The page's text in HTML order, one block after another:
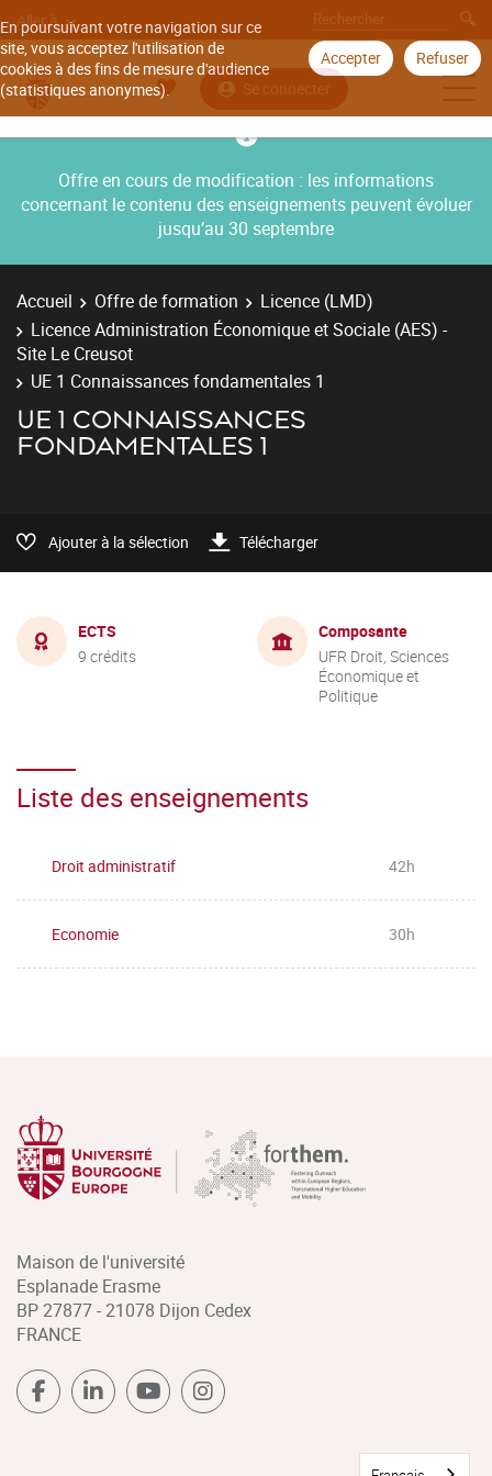
En poursuivant votre navigation sur ce
site, vous acceptez l'utilisation de
cookies à des fins de mesure d'audience
(statistiques anonymes).
Accepter Refuser
Aller à
Se connecter
Offre en cours de modification : les informations
concernant le contenu des enseignements peuvent évoluer
jusqu’au 30 septembre
Accueil Offre de formation
Licence (LMD)
Licence Administration Économique et Sociale (AES) -
Site Le Creusot
UE 1 Connaissances fondamentales 1
UE 1 CONNAISSANCES
FONDAMENTALES 1
Ajouter à la sélection Télécharger
ECTS
9 crédits
Composante
UFR Droit, Sciences
Économique et
Politique
Liste des enseignements
Droit administratif 42h
Economie 30h
Maison de l'université
Esplanade Erasme
BP 27877 - 21078 Dijon Cedex
FRANCE